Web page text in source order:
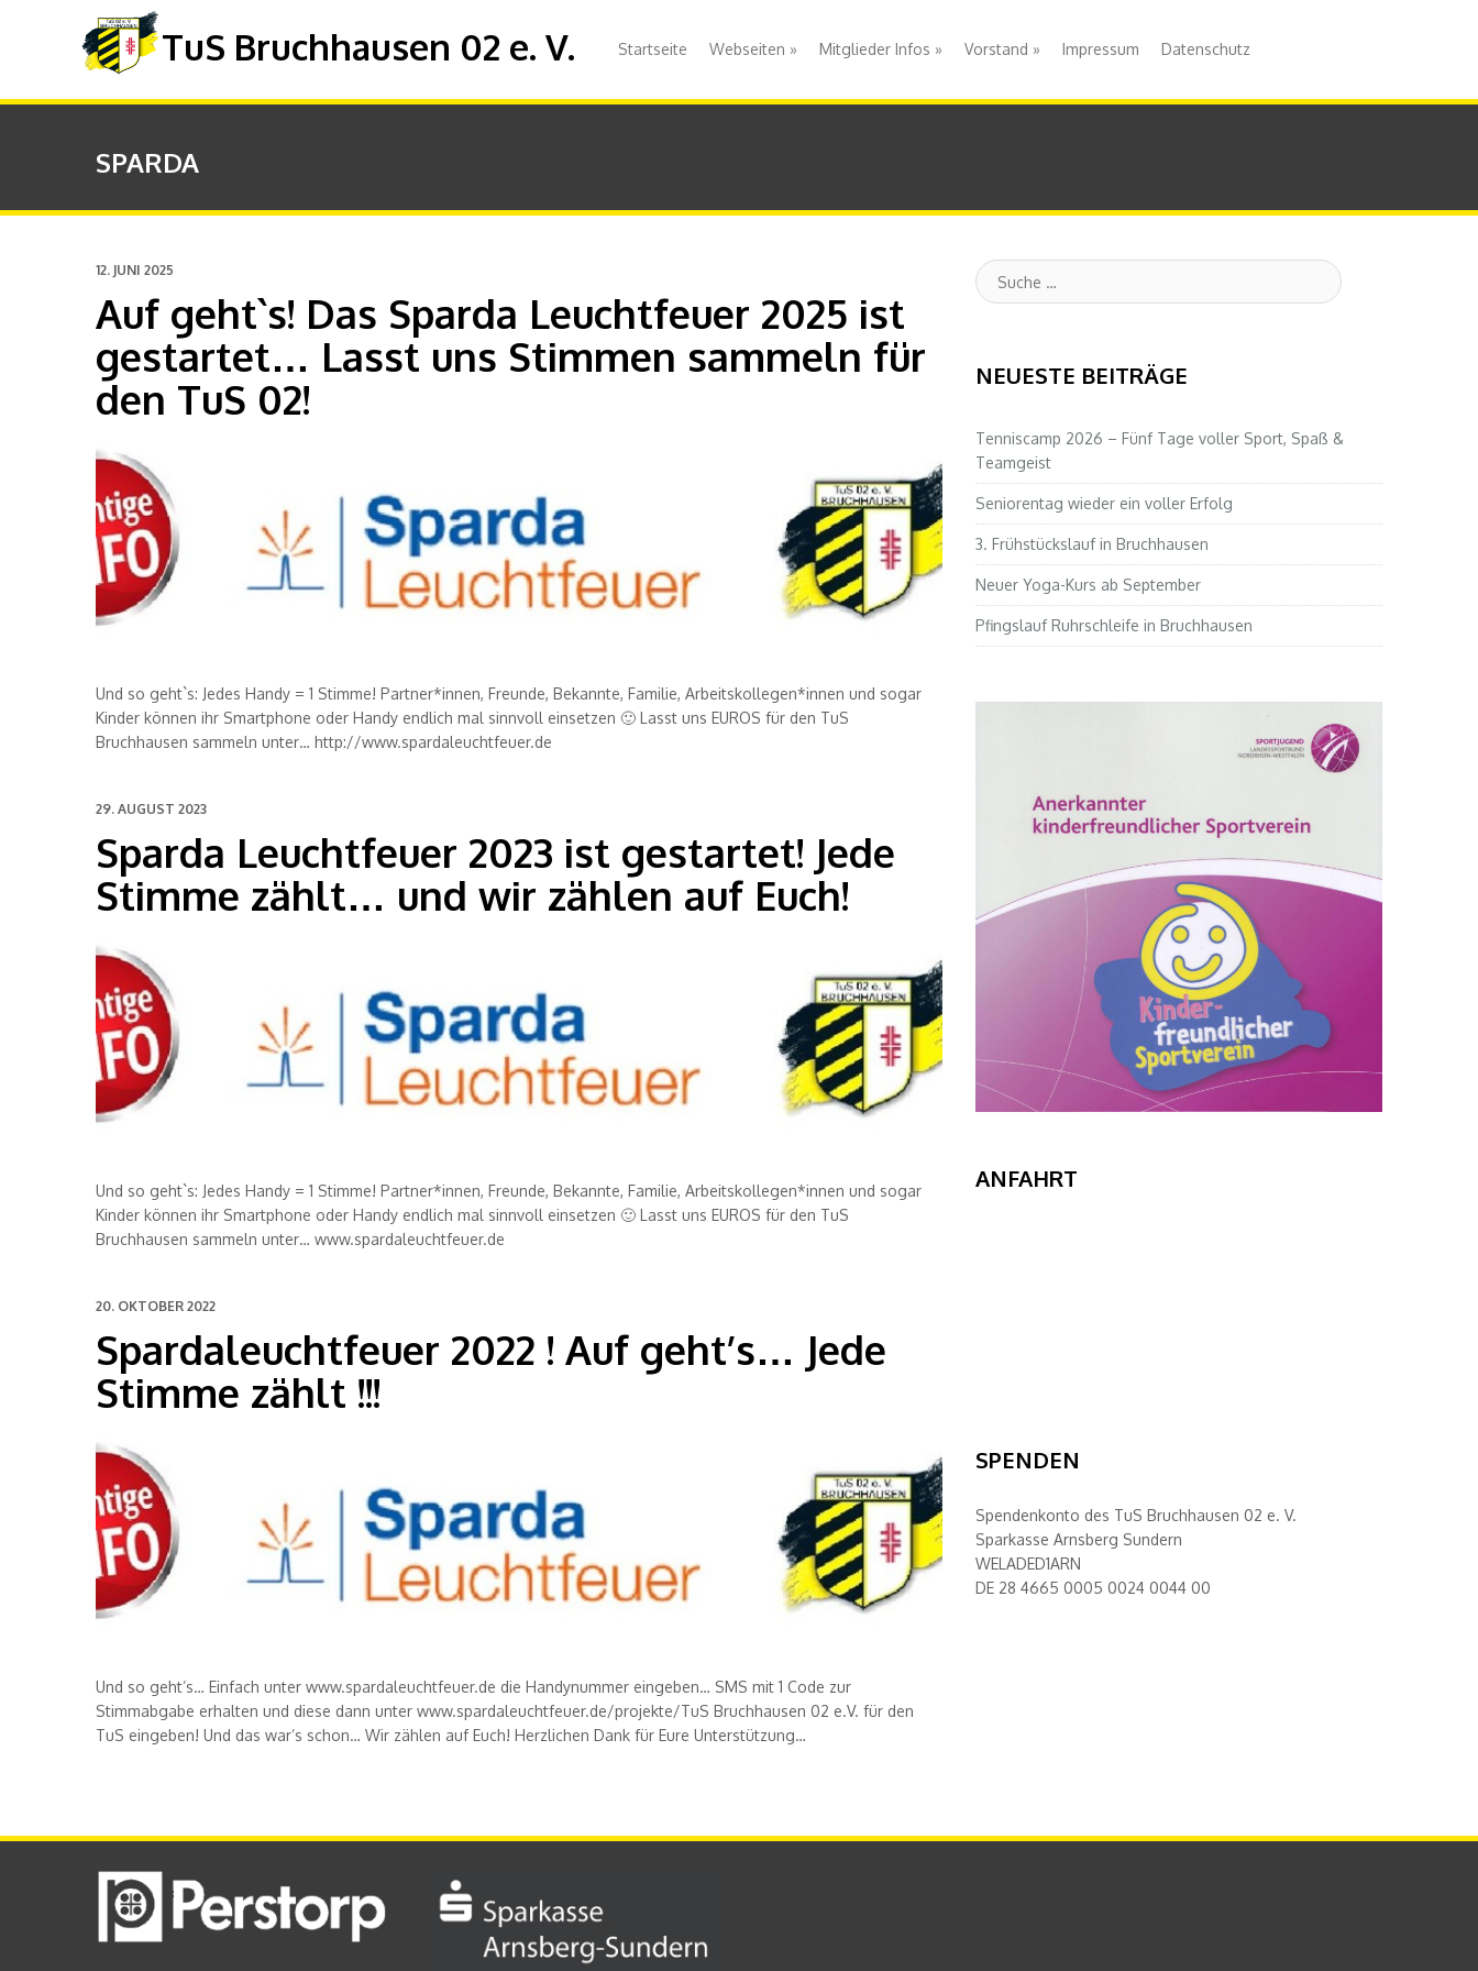
TuS Bruchhausen 02 e. V. Startseite Webseiten » Mitglieder Infos » Vorstand » Impressum Datenschutz
SPARDA
12. JUNI 2025
Auf geht`s! Das Sparda Leuchtfeuer 2025 ist
gestartet… Lasst uns Stimmen sammeln für
den TuS 02!
Und so geht`s: Jedes Handy = 1 Stimme! Partner*innen, Freunde, Bekannte, Familie, Arbeitskollegen*innen und sogar
Kinder können ihr Smartphone oder Handy endlich mal sinnvoll einsetzen 🙂 Lasst uns EUROS für den TuS
Bruchhausen sammeln unter… http://www.spardaleuchtfeuer.de
29. AUGUST 2023
Sparda Leuchtfeuer 2023 ist gestartet! Jede
Stimme zählt… und wir zählen auf Euch!
Und so geht`s: Jedes Handy = 1 Stimme! Partner*innen, Freunde, Bekannte, Familie, Arbeitskollegen*innen und sogar
Kinder können ihr Smartphone oder Handy endlich mal sinnvoll einsetzen 🙂 Lasst uns EUROS für den TuS
Bruchhausen sammeln unter… www.spardaleuchtfeuer.de
20. OKTOBER 2022
Spardaleuchtfeuer 2022 ! Auf geht’s… Jede
Stimme zählt !!!
Und so geht’s… Einfach unter www.spardaleuchtfeuer.de die Handynummer eingeben… SMS mit 1 Code zur
Stimmabgabe erhalten und diese dann unter www.spardaleuchtfeuer.de/projekte/TuS Bruchhausen 02 e.V. für den
TuS eingeben! Und das war’s schon… Wir zählen auf Euch! Herzlichen Dank für Eure Unterstützung…
Suche
:
NEUESTE BEITRÄGE
Tenniscamp 2026 – Fünf Tage voller Sport, Spaß &
Teamgeist
Seniorentag wieder ein voller Erfolg
3. Frühstückslauf in Bruchhausen
Neuer Yoga-Kurs ab September
Pfingslauf Ruhrschleife in Bruchhausen
ANFAHRT
SPENDEN
Spendenkonto des TuS Bruchhausen 02 e. V.
Sparkasse Arnsberg Sundern
WELADED1ARN
DE 28 4665 0005 0024 0044 00